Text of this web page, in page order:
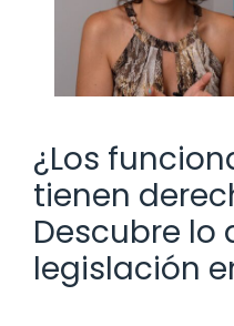
¿Los
tienen
Descubre lo
legislación